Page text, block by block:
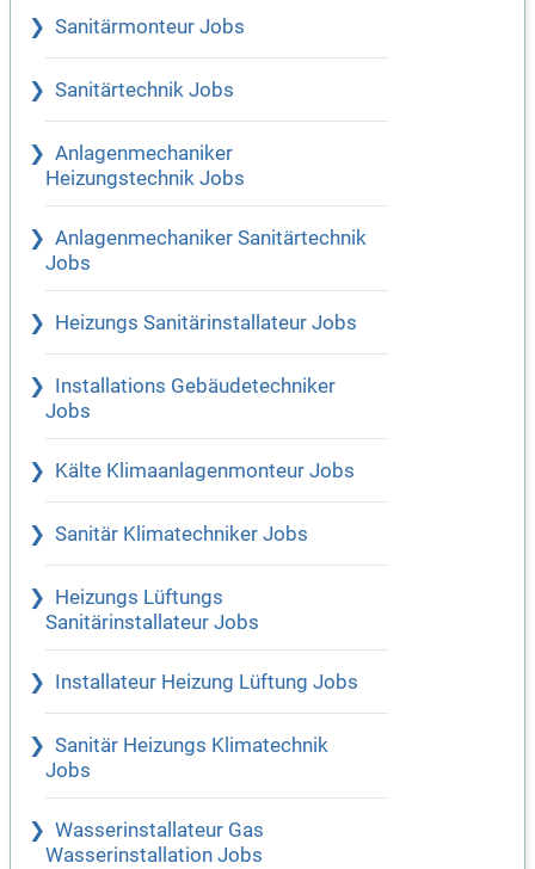
Sanitärmonteur Jobs
Sanitärtechnik Jobs
Anlagenmechaniker
Heizungstechnik Jobs
Anlagenmechaniker Sanitärtechnik
Jobs
Heizungs Sanitärinstallateur Jobs
Installations Gebäudetechniker
Jobs
Kälte Klimaanlagenmonteur Jobs
Sanitär Klimatechniker Jobs
Heizungs Lüftungs
Sanitärinstallateur Jobs
Installateur Heizung Lüftung Jobs
Sanitär Heizungs Klimatechnik
Jobs
Wasserinstallateur Gas
Wasserinstallation Jobs